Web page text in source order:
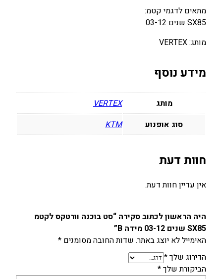
ט
ק
ל
ט
S
י
0
-
1
2
י
ד
מתאים לדגמי קטמ:
SX85 שנים 03-12
מותג: VERTEX
מידע נוסף
מותג
VERTEX
סוג אופנוע
KTM
חוות דעת
אין עדיין חוות דעת.
היה הראשון לכתוב סקירה “סט בוכנה וורטקס לקטמ
SX85 שנים 03-12 מידה B”
האימייל לא יוצג באתר. שדות החובה מסומנים *
הדירוג שלך*
הביקורת שלך*